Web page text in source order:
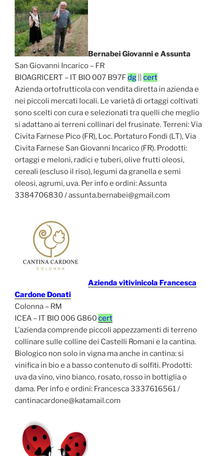
Bernabei Giovanni e Assunta
San Giovanni Incarico – FR
BIOAGRICERT – IT BIO 007 B97Fdg
cert
Azienda ortofrutticola con vendita diretta in azienda e
nei piccoli mercati locali. Le varietà di ortaggi coltivati
sono scelti con cura e selezionati tra quelli che meglio
si adattano ai terreni collinari del frusinate. Terreni: Via
Civita Farnese Pico (FR), Loc. Portaturo Fondi (LT), Via
Civita Farnese San Giovanni Incarico (FR). Prodotti:
ortaggi e meloni, radici e tuberi, olive frutti oleosi,
cereali (escluso il riso), legumi da granella e semi
oleosi, agrumi, uva. Per info e ordini: Assunta
3384706830 / assunta.bernabei@gmail.com
Azienda vitivinicola Francesca
Cardone Donati
Colonna – RM
ICEA – IT BIO 006 G860cert
L’azienda comprende piccoli appezzamenti di terreno
collinare sulle colline dei Castelli Romani e la cantina.
Biologico non solo in vigna ma anche in cantina: si
vinifica in bio e a basso contenuto di solfiti. Prodotti:
uva da vino, vino bianco, rosato, rosso in bottiglia o
dama. Per info e ordini: Francesca 3337616561 /
cantinacardone@katamail.com